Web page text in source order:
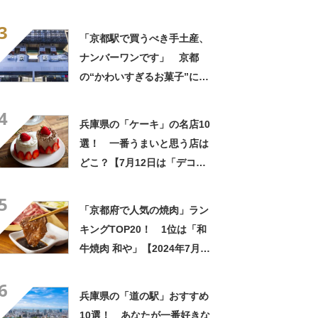
「京都駅で買うべき手土産、
ナンバーワンです」 京都
の“かわいすぎるお菓子”に反
兵庫県の「ケーキ」の名店10
選！ 一番うまいと思う店は
どこ？【7月12日は「デコレ
「京都府で人気の焼肉」ラン
キングTOP20！ 1位は「和
牛焼肉 和や」【2024年7月版
兵庫県の「道の駅」おすすめ
10選！ あなたが一番好きな